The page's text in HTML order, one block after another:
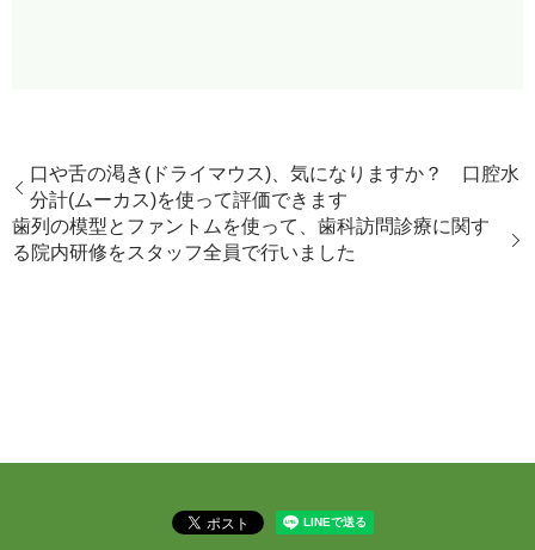
口や舌の渇き(ドライマウス)、気になりますか？ 口腔水
分計(ムーカス)を使って評価できます
歯列の模型とファントムを使って、歯科訪問診療に関す
る院内研修をスタッフ全員で行いました